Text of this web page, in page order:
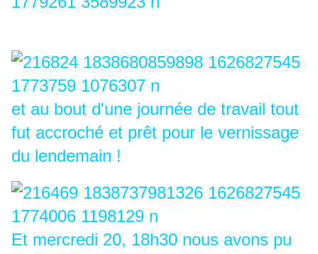
et au bout d'une journée de travail tout
fut accroché et prêt pour le vernissage
du lendemain !
Et mercredi 20, 18h30 nous avons pu